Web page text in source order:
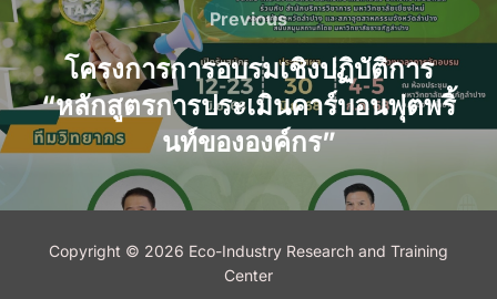
navigation
Previous
Previous
โครงการการอบรมเชิงปฏิบัติการ
“หลักสูตรการประเมินคาร์บอนฟุตพริ้
นท์ขององค์กร”
Copyright © 2026 Eco-Industry Research and Training
Center